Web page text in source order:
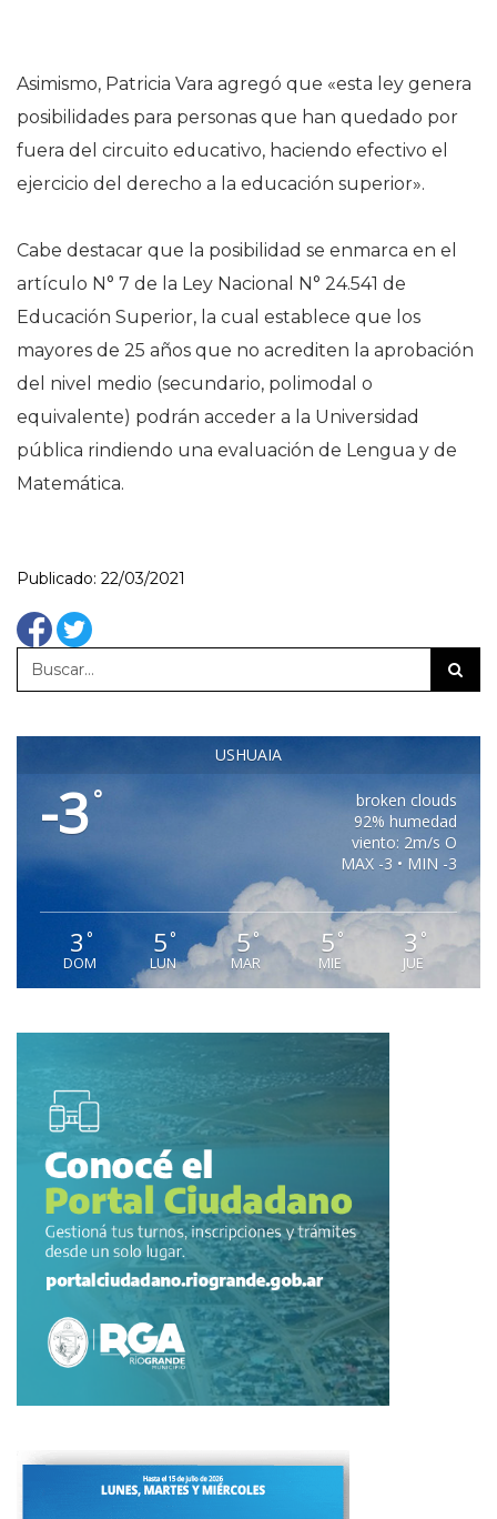
Asimismo, Patricia Vara agregó que «esta ley genera
posibilidades para personas que han quedado por
fuera del circuito educativo, haciendo efectivo el
ejercicio del derecho a la educación superior».
Cabe destacar que la posibilidad se enmarca en el
artículo N° 7 de la Ley Nacional N° 24.541 de
Educación Superior, la cual establece que los
mayores de 25 años que no acrediten la aprobación
del nivel medio (secundario, polimodal o
equivalente) podrán acceder a la Universidad
pública rindiendo una evaluación de Lengua y de
Matemática.
Publicado: 22/03/2021
USHUAIA
-3°
broken clouds
92% humedad
viento: 2m/s O
MAX -3 • MIN -3
3 °
DOM
5 °
LUN
5°
MAR
5 °
MIE
3 °
JUE